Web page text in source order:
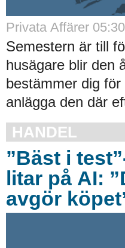
Privata Affärer 05:30
Semestern är till
husägare blir den
bestämmer dig
anlägga den där
HANDEL
”Bäst i
litar på AI:
avgör